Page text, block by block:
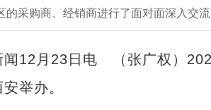
的采购商、经销商进行了面对面深入交流
月23日电 （张广权）2025
举办。